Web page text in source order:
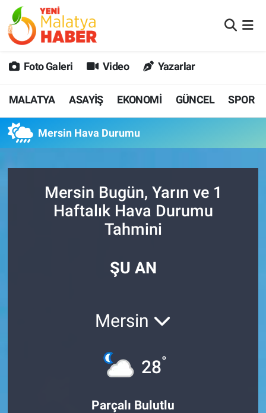
Foto Galeri Video Yazarlar
MALATYA ASAYİŞ EKONOMİ GÜNCEL SPOR
Mersin Hava Durumu
Mersin Bugün, Yarın ve 1
Haftalık Hava Durumu
Tahmini
ŞU AN
Mersin
28°
Parçalı Bulutlu
MALATYA
GÜNCEL
SPOR
SAĞLIK
DİĞER
Malatya Nöbetçi Eczaneler
MALATYA Namaz Vakitleri
Malatya Trafik Yoğunluk Haritası
Süper Lig Puan Durumu ve Fikstür
Tüm Manşetler
Son Dakika Haberleri